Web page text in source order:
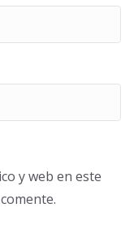
y web en este